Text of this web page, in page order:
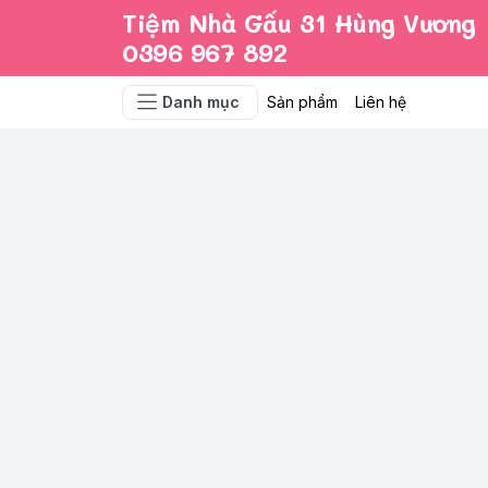
Tiệm Nhà Gấu 31 Hùng Vương
0396 967 892
Danh mục Sản phẩm Liên hệ